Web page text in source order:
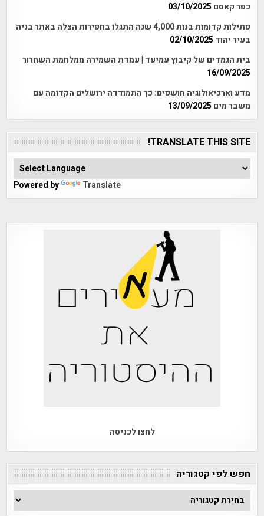
כפר קאסם 03/10/2025
פתילות קדומות בנות 4,000 שנה התגלו בחפירות הצלה באתר בניה
בעיר יהוד 02/10/2025
בית הגמדים של קיבוץ עמיעד | עמדת השמירה ממלחמת השחרור
16/09/2025
מדע וארכיאולוגיה חושפים: כך התמודדה ירושלים הקדומה עם
משבר מים 13/09/2025
TRANSLATE THIS SITE!
Powered by Translate
לחצו לכניסה
חפש לפי קטגוריה
חפש
לפי